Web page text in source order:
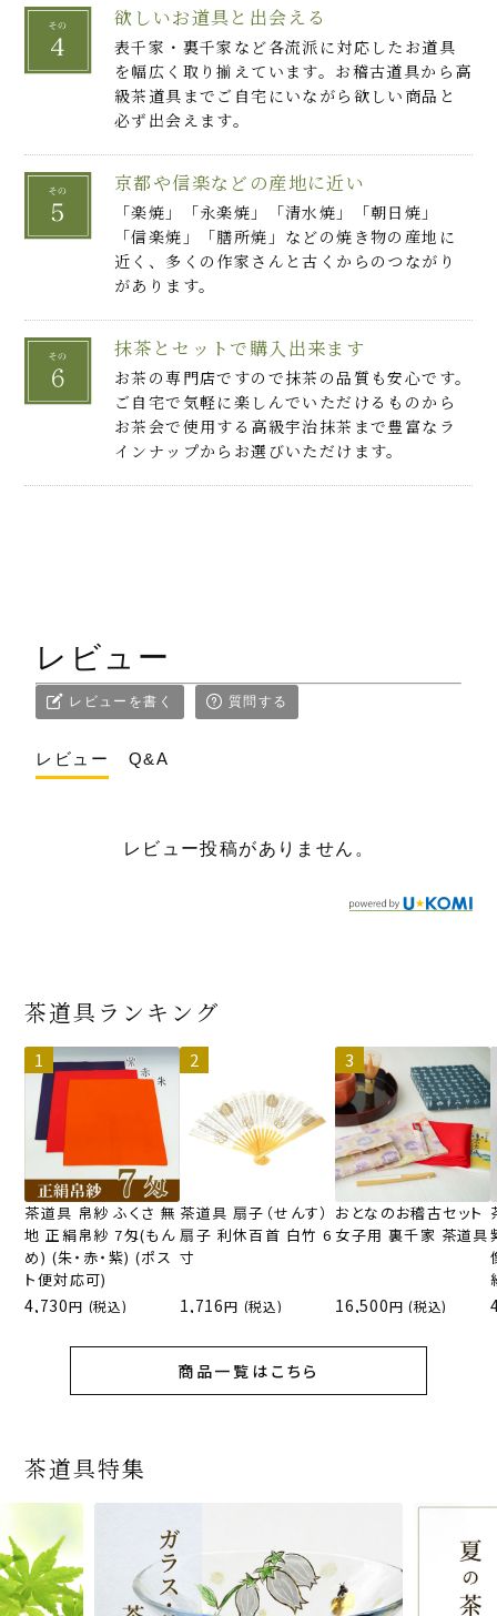
欲しいお道具と出会える
表千家・裏千家など各流派に対応したお道具
を幅広く取り揃えています。お稽古道具から高
級茶道具までご自宅にいながら欲しい商品と
必ず出会えます。
京都や信楽などの産地に近い
「楽焼」「永楽焼」「清水焼」「朝日焼」
「信楽焼」「膳所焼」などの焼き物の産地に
近く、多くの作家さんと古くからのつながり
があります。
抹茶とセットで購入出来ます
お茶の専門店ですので抹茶の品質も安心です。
ご自宅で気軽に楽しんでいただけるものから
お茶会で使用する高級宇治抹茶まで豊富なラ
インナップからお選びいただけます。
レビュー
レビューを書く 質問する
レビュー Q&A
レビュー投稿がありません。
茶道具ランキング
茶道具 帛紗 ふくさ 無
地 正絹帛紗 7匁(もん
め) (朱・赤・紫) (ポス
ト便対応可)
4,730 (税込)
茶道具 扇子（せんす）
扇子 利休百首 白竹 6
寸
1,716 (税込)
おとなのお稽古セット
女子用 裏千家 茶道具
16,500 (税込)
商品一覧はこちら
茶道具特集